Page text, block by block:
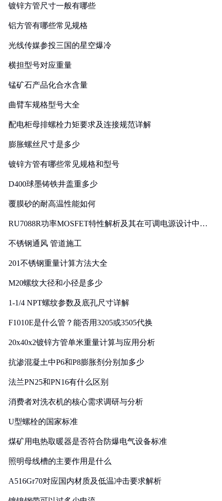
镀锌方管尺寸一般有哪些
铝方管有哪些常见规格
光线传媒参投三国的星空爆冷
横担型号对应重量
锰矿石产品化合水含量
曲臂车规格型号大全
配电柜母排螺栓力矩要求及连接规范详解
膨胀螺丝尺寸是多少
镀锌方管有哪些常见规格和型号
D400球墨铸铁井盖重多少
覆膜砂的耐高温性能如何
RU7088R功率MOSFET特性解析及其在可调电源设计中的
不锈钢通风 管道施工
201不锈钢重量计算方法大全
M20螺纹大径和小径是多少
1-1/4 NPT螺纹参数及底孔尺寸详解
F1010E是什么管？能否用3205或3505代换
20x40x2镀锌方管单米重量计算与应用分析
抗渗混凝土中P6和P8膨胀剂分别加多少
法兰PN25和PN16有什么区别
消费者对洗衣机的核心需求调研与分析
U型螺栓的国家标准
煤矿用电热取暖器是否符合防爆电气设备标准
照明母线槽的主要作用是什么
A516Gr70对应国内材质及低温冲击要求解析